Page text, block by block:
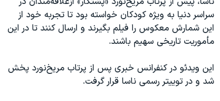
سراسر دنیا به ویژه کودکان خواسته بود تا تجربه خود از
این شمارش معکوس را فیلم بگیرند و ارسال کنند تا در این
مأموریت تاریخی سهیم باشند.
این ویدئو در کنفرانس خبری پس از پرتاب مریخ‌نورد پخش
شد و در توییتر رسمی ناسا قرار گرفت.